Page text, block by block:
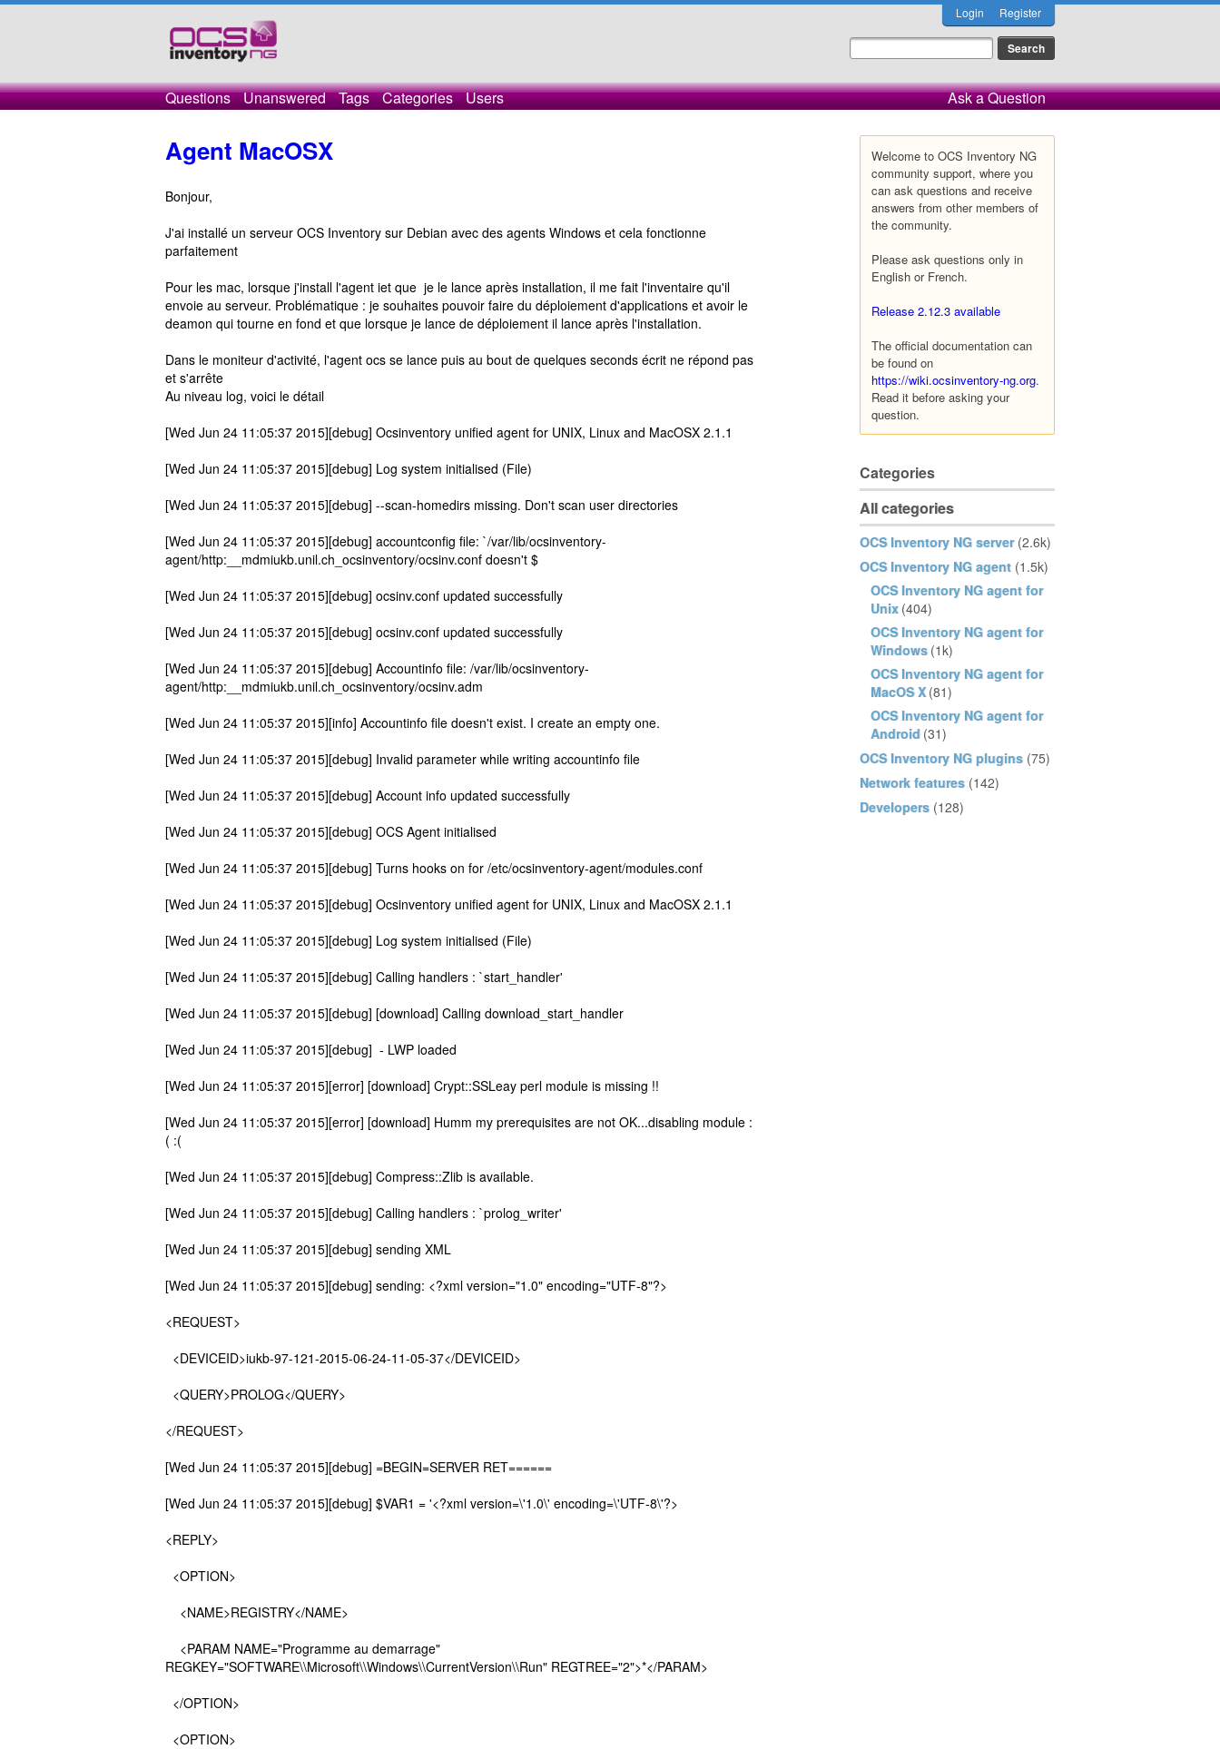
Login Register
Questions Unanswered Tags Categories Users Ask a Question
Welcome to OCS Inventory NG
community support, where you
can ask questions and receive
answers from other members of
the community.
Please ask questions only in
English or French.
Release 2.12.3 available
The official documentation can
be found on
https://wiki.ocsinventory-ng.org.
Read it before asking your
question.
Categories
All categories
OCS Inventory NG server (2.6k)
OCS Inventory NG agent (1.5k)
OCS Inventory NG agent for
Unix (404)
OCS Inventory NG agent for
Windows (1k)
OCS Inventory NG agent for
MacOS X (81)
OCS Inventory NG agent for
Android (31)
OCS Inventory NG plugins (75)
Network features (142)
Developers (128)
Agent MacOSX
Bonjour,
J'ai installé un serveur OCS Inventory sur Debian avec des agents Windows et cela fonctionne
parfaitement
Pour les mac, lorsque j'install l'agent iet que je le lance après installation, il me fait l'inventaire qu'il
envoie au serveur. Problématique : je souhaites pouvoir faire du déploiement d'applications et avoir le
deamon qui tourne en fond et que lorsque je lance de déploiement il lance après l'installation.
Dans le moniteur d'activité, l'agent ocs se lance puis au bout de quelques seconds écrit ne répond pas
et s'arrête
Au niveau log, voici le détail
[Wed Jun 24 11:05:37 2015][debug] Ocsinventory unified agent for UNIX, Linux and MacOSX 2.1.1
[Wed Jun 24 11:05:37 2015][debug] Log system initialised (File)
[Wed Jun 24 11:05:37 2015][debug] --scan-homedirs missing. Don't scan user directories
[Wed Jun 24 11:05:37 2015][debug] accountconfig file: `/var/lib/ocsinventory-
agent/http:__mdmiukb.unil.ch_ocsinventory/ocsinv.conf doesn't $
[Wed Jun 24 11:05:37 2015][debug] ocsinv.conf updated successfully
[Wed Jun 24 11:05:37 2015][debug] ocsinv.conf updated successfully
[Wed Jun 24 11:05:37 2015][debug] Accountinfo file: /var/lib/ocsinventory-
agent/http:__mdmiukb.unil.ch_ocsinventory/ocsinv.adm
[Wed Jun 24 11:05:37 2015][info] Accountinfo file doesn't exist. I create an empty one.
[Wed Jun 24 11:05:37 2015][debug] Invalid parameter while writing accountinfo file
[Wed Jun 24 11:05:37 2015][debug] Account info updated successfully
[Wed Jun 24 11:05:37 2015][debug] OCS Agent initialised
[Wed Jun 24 11:05:37 2015][debug] Turns hooks on for /etc/ocsinventory-agent/modules.conf
[Wed Jun 24 11:05:37 2015][debug] Ocsinventory unified agent for UNIX, Linux and MacOSX 2.1.1
[Wed Jun 24 11:05:37 2015][debug] Log system initialised (File)
[Wed Jun 24 11:05:37 2015][debug] Calling handlers : `start_handler'
[Wed Jun 24 11:05:37 2015][debug] [download] Calling download_start_handler
[Wed Jun 24 11:05:37 2015][debug] - LWP loaded
[Wed Jun 24 11:05:37 2015][error] [download] Crypt::SSLeay perl module is missing !!
[Wed Jun 24 11:05:37 2015][error] [download] Humm my prerequisites are not OK...disabling module :
( :(
[Wed Jun 24 11:05:37 2015][debug] Compress::Zlib is available.
[Wed Jun 24 11:05:37 2015][debug] Calling handlers : `prolog_writer'
[Wed Jun 24 11:05:37 2015][debug] sending XML
[Wed Jun 24 11:05:37 2015][debug] sending: <?xml version="1.0" encoding="UTF-8"?>
<REQUEST>
<DEVICEID>iukb-97-121-2015-06-24-11-05-37</DEVICEID>
<QUERY>PROLOG</QUERY>
</REQUEST>
[Wed Jun 24 11:05:37 2015][debug] =BEGIN=SERVER RET======
[Wed Jun 24 11:05:37 2015][debug] $VAR1 = '<?xml version=\'1.0\' encoding=\'UTF-8\'?>
<REPLY>
<OPTION>
<NAME>REGISTRY</NAME>
<PARAM NAME="Programme au demarrage"
REGKEY="SOFTWARE\\Microsoft\\Windows\\CurrentVersion\\Run" REGTREE="2">*</PARAM>
</OPTION>
<OPTION>